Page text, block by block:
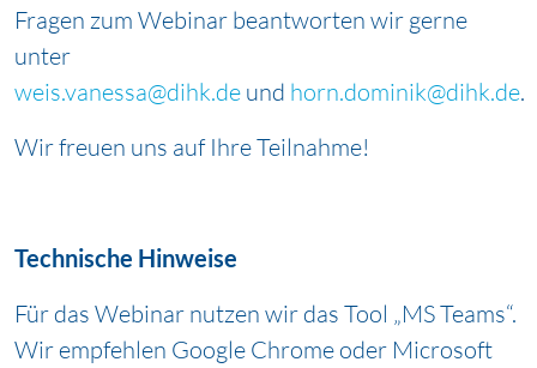
Fragen zum Webinar beantworten wir gerne
unter
weis.vanessa@dihk.de und horn.dominik@dihk.de.
Wir freuen uns auf Ihre Teilnahme!
Technische Hinweise
Für das Webinar nutzen wir das Tool „MS Teams“.
Wir empfehlen Google Chrome oder Microsoft